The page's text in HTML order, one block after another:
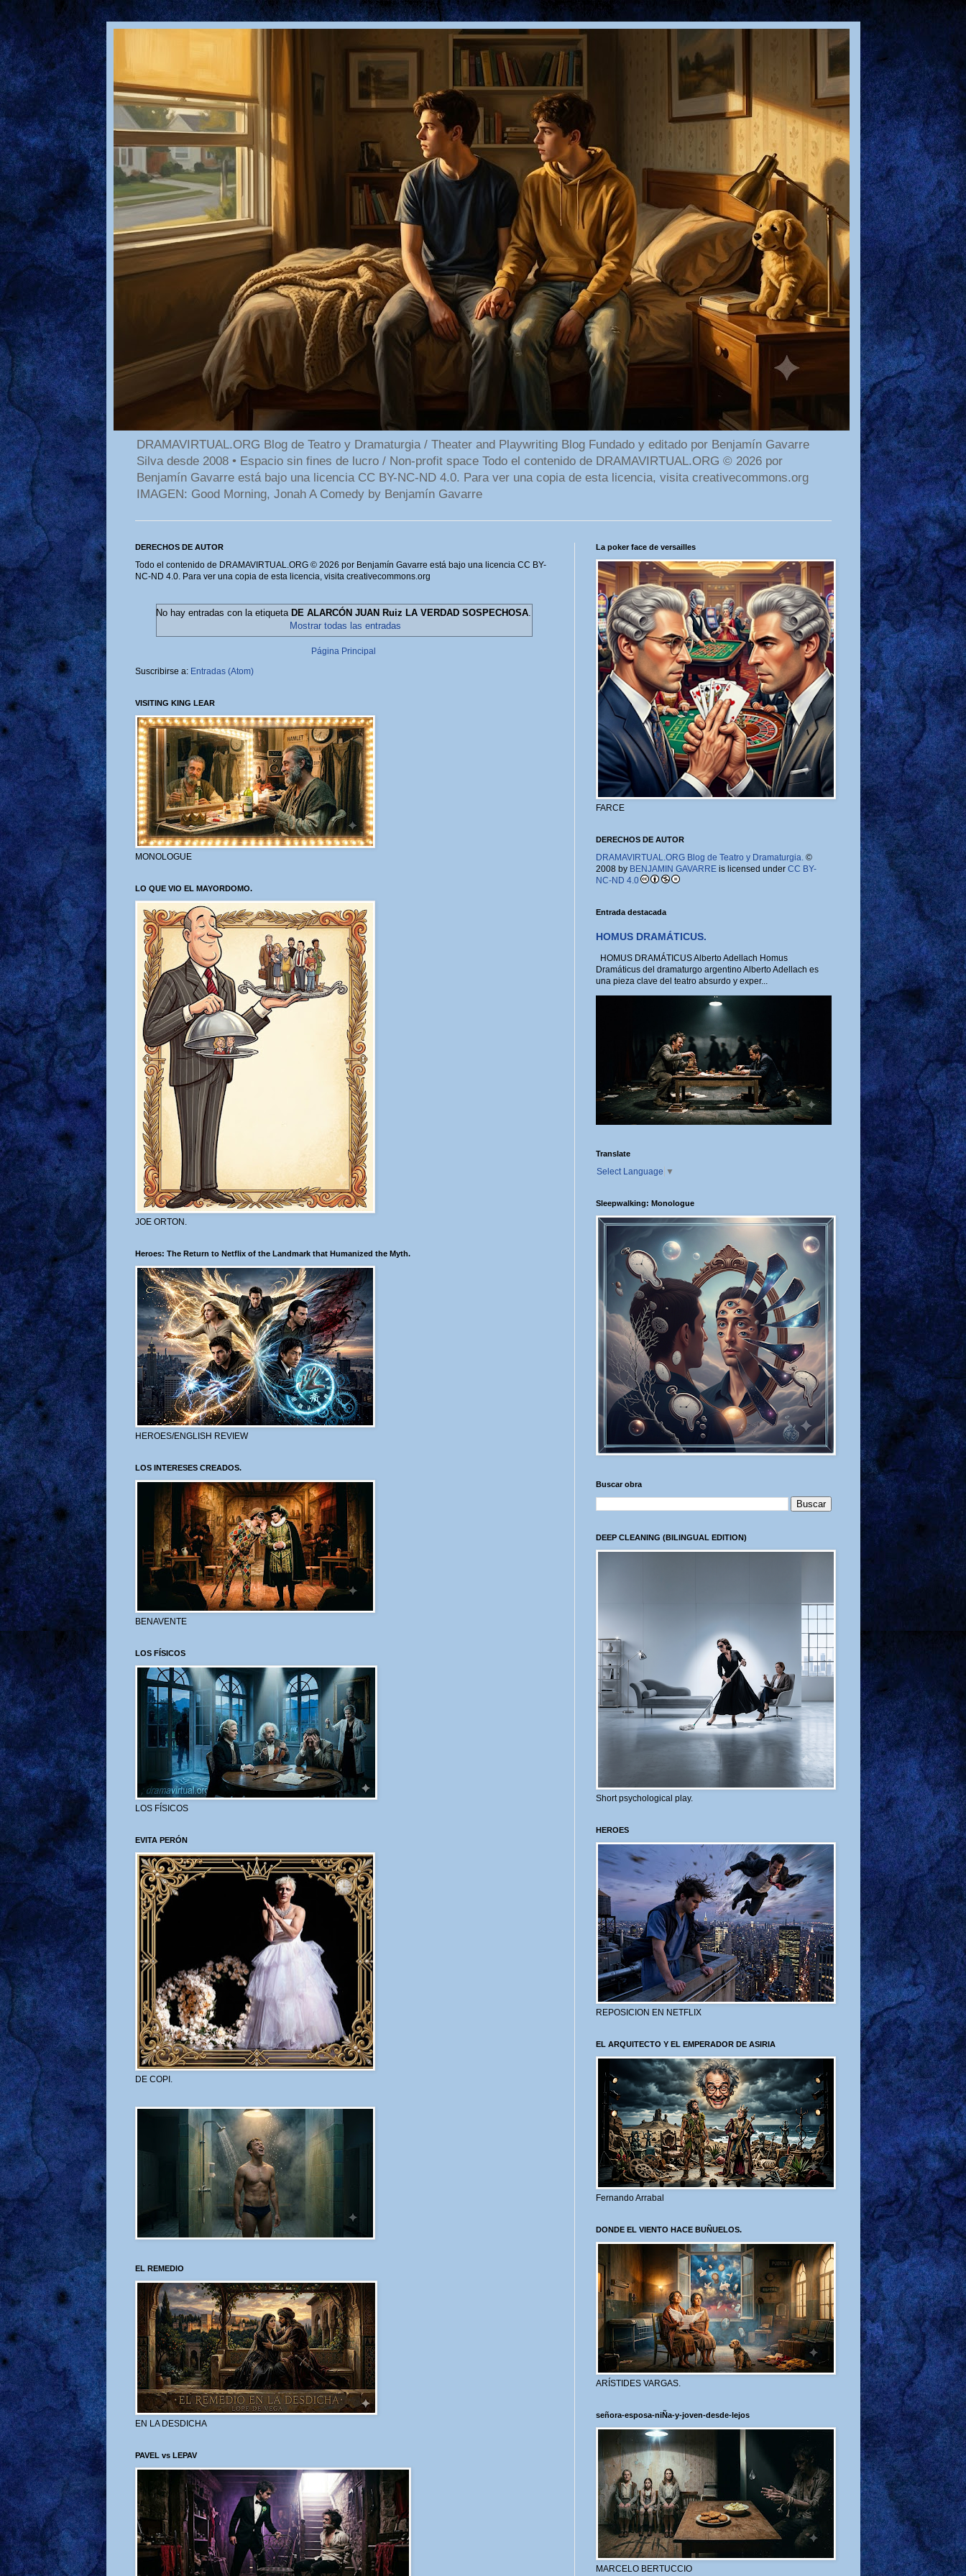
DRAMAVIRTUAL.ORG Blog de Teatro y Dramaturgia / Theater and Playwriting Blog Fundado y editado por Benjamín Gavarre
Silva desde 2008 • Espacio sin fines de lucro / Non-profit space Todo el contenido de DRAMAVIRTUAL.ORG © 2026 por
Benjamín Gavarre está bajo una licencia CC BY-NC-ND 4.0. Para ver una copia de esta licencia, visita creativecommons.org
IMAGEN: Good Morning, Jonah A Comedy by Benjamín Gavarre
DERECHOS DE AUTOR
Todo el contenido de DRAMAVIRTUAL.ORG © 2026 por Benjamín Gavarre está bajo una licencia CC BY-
NC-ND 4.0. Para ver una copia de esta licencia, visita creativecommons.org
No hay entradas con la etiqueta DE ALARCÓN JUAN Ruiz LA VERDAD SOSPECHOSA.
Mostrar todas las entradas
Página Principal
Suscribirse a: Entradas (Atom)
VISITING KING LEAR
MONOLOGUE
LO QUE VIO EL MAYORDOMO.
JOE ORTON.
Heroes: The Return to Netflix of the Landmark that Humanized the Myth.
HEROES/ENGLISH REVIEW
LOS INTERESES CREADOS.
BENAVENTE
LOS FÍSICOS
LOS FÍSICOS
EVITA PERÓN
DE COPI.
EL REMEDIO
EN LA DESDICHA
PAVEL vs LEPAV
La poker face de versailles
FARCE
DERECHOS DE AUTOR
DRAMAVIRTUAL.ORG Blog de Teatro y Dramaturgia.©
2008 by BENJAMIN GAVARREis licensed under CC BY-
NC-ND 4.0
Entrada destacada
HOMUS DRAMÁTICUS.
HOMUS DRAMÁTICUS Alberto Adellach Homus
Dramáticus del dramaturgo argentino Alberto Adellach es
una pieza clave del teatro absurdo y exper...
Translate
Select Language ▼
Sleepwalking: Monologue
Buscar obra
DEEP CLEANING (BILINGUAL EDITION)
Short psychological play.
HEROES
REPOSICION EN NETFLIX
EL ARQUITECTO Y EL EMPERADOR DE ASIRIA
Fernando Arrabal
DONDE EL VIENTO HACE BUÑUELOS.
ARÍSTIDES VARGAS.
señora-esposa-niÑa-y-joven-desde-lejos
MARCELO BERTUCCIO